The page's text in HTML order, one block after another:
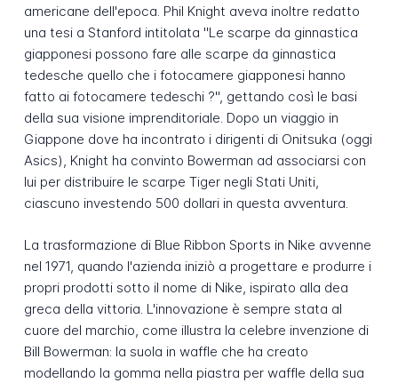
americane dell'epoca. Phil Knight aveva inoltre redatto
una tesi a Stanford intitolata "Le scarpe da ginnastica
giapponesi possono fare alle scarpe da ginnastica
tedesche quello che i fotocamere giapponesi hanno
fatto ai fotocamere tedeschi ?", gettando così le basi
della sua visione imprenditoriale. Dopo un viaggio in
Giappone dove ha incontrato i dirigenti di Onitsuka (oggi
Asics), Knight ha convinto Bowerman ad associarsi con
lui per distribuire le scarpe Tiger negli Stati Uniti,
ciascuno investendo 500 dollari in questa avventura.
La trasformazione di Blue Ribbon Sports in Nike avvenne
nel 1971, quando l'azienda iniziò a progettare e produrre i
propri prodotti sotto il nome di Nike, ispirato alla dea
greca della vittoria. L'innovazione è sempre stata al
cuore del marchio, come illustra la celebre invenzione di
Bill Bowerman: la suola in waffle che ha creato
modellando la gomma nella piastra per waffle della sua